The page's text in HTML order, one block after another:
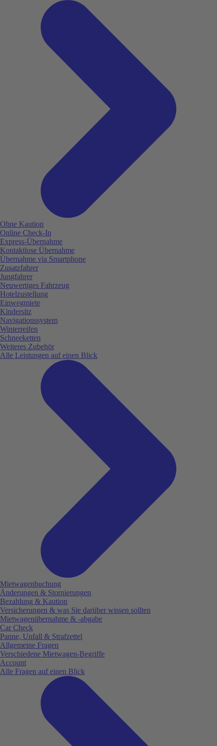
Ohne Kaution
Online Check-In
Express-Übernahme
Kontaktlose Übernahme
Übernahme via Smartphone
Zusatzfahrer
Jungfahrer
Neuwertiges Fahrzeug
Hotelzustellung
Einwegmiete
Kindersitz
Navigationssystem
Winterreifen
Schneeketten
Weiteres Zubehör
Alle Leistungen auf einen Blick
Mietwagenbuchung
Änderungen & Stornierungen
Bezahlung & Kaution
Versicherungen & was Sie darüber wissen sollten
Mietwagenübernahme & -abgabe
Car Check
Panne, Unfall & Strafzettel
Allgemeine Fragen
Verschiedene Mietwagen-Begriffe
Account
Alle Fragen auf einen Blick